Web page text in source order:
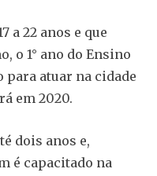
a 22 anos e que
o 1° ano do Ensino
para atuar na cidade
em 2020.
dois anos e,
é capacitado na